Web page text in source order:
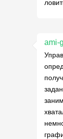
ami-